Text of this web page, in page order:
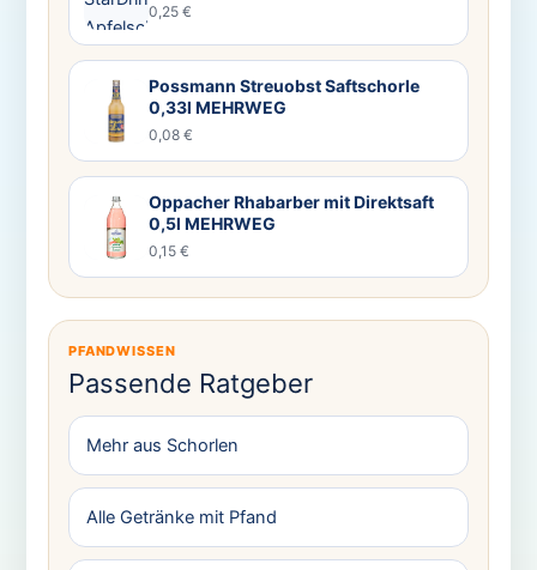
0,25 €
Possmann Streuobst Saftschorle
0,33l MEHRWEG
0,08 €
Oppacher Rhabarber mit Direktsaft
0,5l MEHRWEG
0,15 €
PFANDWISSEN
Passende Ratgeber
Mehr aus Schorlen
Alle Getränke mit Pfand